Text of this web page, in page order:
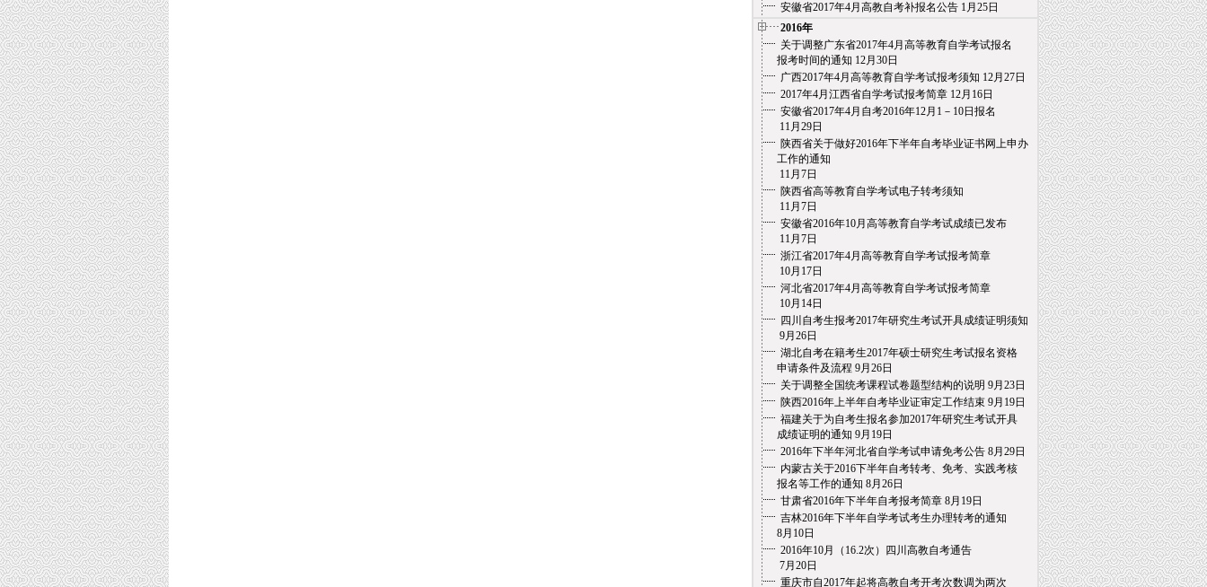
安徽省2017年4月高教自考补报名公告1月25日
2016年
关于调整广东省2017年4月高等教育自学考试报名
报考时间的通知 12月30日
广西2017年4月高等教育自学考试报考须知 12月27日
2017年4月江西省自学考试报考简章12月16日
安徽省2017年4月自考2016年12月1－10日报名
11月29日
陕西省关于做好2016年下半年自考毕业证书网上申办
工作的通知
11月7日
陕西省高等教育自学考试电子转考须知
11月7日
安徽省2016年10月高等教育自学考试成绩已发布
11月7日
浙江省2017年4月高等教育自学考试报考简章
10月17日
河北省2017年4月高等教育自学考试报考简章
10月14日
四川自考生报考2017年研究生考试开具成绩证明须知
9月26日
湖北自考在籍考生2017年硕士研究生考试报名资格
申请条件及流程 9月26日
关于调整全国统考课程试卷题型结构的说明 9月23日
陕西2016年上半年自考毕业证审定工作结束9月19日
福建关于为自考生报名参加2017年研究生考试开具
成绩证明的通知 9月19日
2016年下半年河北省自学考试申请免考公告8月29日
内蒙古关于2016下半年自考转考、免考、实践考核
报名等工作的通知 8月26日
甘肃省2016年下半年自考报考简章8月19日
吉林2016年下半年自学考试考生办理转考的通知
8月10日
2016年10月（16.2次）四川高教自考通告
7月20日
重庆市自2017年起将高教自考开考次数调为两次